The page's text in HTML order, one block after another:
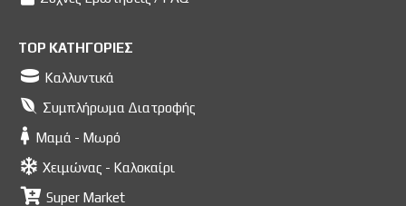
TOP ΚΑΤΗΓΟΡΙΕΣ
Καλλυντικά
Συμπλήρωμα Διατροφής
Μαμά - Μωρό
Χειμώνας - Καλοκαίρι
Super Market